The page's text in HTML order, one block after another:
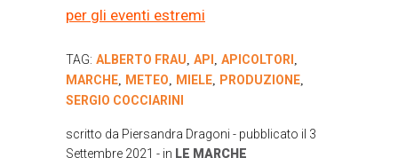
per gli eventi estremi
TAG: ALBERTO FRAU, API , APICOLTORI ,
MARCHE, METEO, MIELE, PRODUZIONE,
SERGIO COCCIARINI
scritto da Piersandra Dragoni - pubblicato il 3
Settembre 2021 - in LE MARCHE